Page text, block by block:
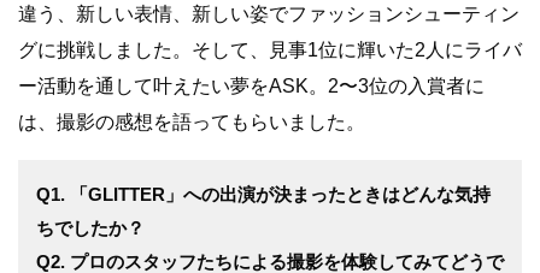
違う、新しい表情、新しい姿でファッションシューティン
グに挑戦しました。そして、見事1位に輝いた2人にライバ
ー活動を通して叶えたい夢をASK。2〜3位の入賞者に
は、撮影の感想を語ってもらいました。
Q1. 「GLITTER」への出演が決まったときはどんな気持
ちでしたか？
Q2. プロのスタッフたちによる撮影を体験してみてどうで